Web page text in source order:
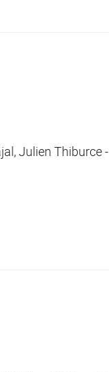
Julien Thiburce